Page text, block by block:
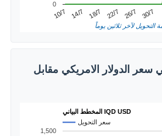
10/7 14/7 18/7 22/7 26/7 30/7
0
التحويل لآخر ثلاثين يوماً
سعر الدولار الامريكي مقابل
المخطط البياني IQD USD
سعر التحويل
1,500